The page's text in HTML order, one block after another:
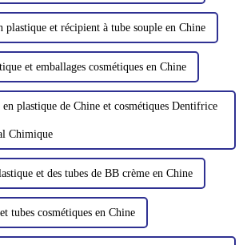
plastique et récipient à tube souple en Chine
et emballages cosmétiques en Chine
plastique de Chine et cosmétiques Dentifrice
Chimique
et des tubes de BB crème en Chine
tubes cosmétiques en Chine